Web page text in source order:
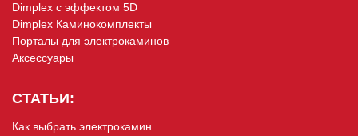
Dimplex с эффектом 5D
Dimplex Каминокомплекты
Порталы для электрокаминов
Аксессуары
СТАТЬИ:
Как выбрать электрокамин